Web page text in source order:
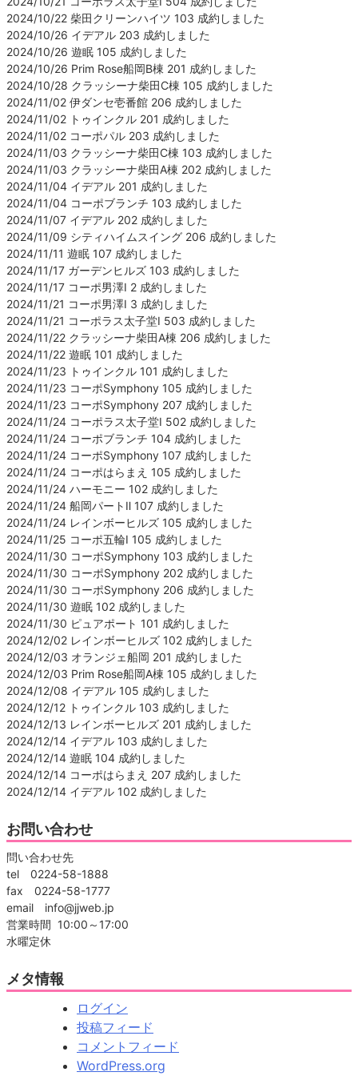
2024/10/22 柴田クリーンハイツ 103 成約しました
2024/10/26 イデアル 203 成約しました
2024/10/26 遊眠 105 成約しました
2024/10/26 Prim Rose船岡B棟 201 成約しました
2024/10/28 クラッシーナ柴田C棟 105 成約しました
2024/11/02 伊ダンセ壱番館 206 成約しました
2024/11/02 トゥインクル 201 成約しました
2024/11/02 コーポパル 203 成約しました
2024/11/03 クラッシーナ柴田C棟 103 成約しました
2024/11/03 クラッシーナ柴田A棟 202 成約しました
2024/11/04 イデアル 201 成約しました
2024/11/04 コーポブランチ 103 成約しました
2024/11/07 イデアル 202 成約しました
2024/11/09 シティハイムスイング 206 成約しました
2024/11/11 遊眠 107 成約しました
2024/11/17 ガーデンヒルズ 103 成約しました
2024/11/17 コーポ男澤Ⅰ 2 成約しました
2024/11/21 コーポ男澤Ⅰ 3 成約しました
2024/11/21 コーポラス太子堂Ⅰ 503 成約しました
2024/11/22 クラッシーナ柴田A棟 206 成約しました
2024/11/22 遊眠 101 成約しました
2024/11/23 トゥインクル 101 成約しました
2024/11/23 コーポSymphony 105 成約しました
2024/11/23 コーポSymphony 207 成約しました
2024/11/24 コーポラス太子堂Ⅰ 502 成約しました
2024/11/24 コーポブランチ 104 成約しました
2024/11/24 コーポSymphony 107 成約しました
2024/11/24 コーポはらまえ 105 成約しました
2024/11/24 ハーモニー 102 成約しました
2024/11/24 船岡パートⅡ 107 成約しました
2024/11/24 レインボーヒルズ 105 成約しました
2024/11/25 コーポ五輪Ⅰ 105 成約しました
2024/11/30 コーポSymphony 103 成約しました
2024/11/30 コーポSymphony 202 成約しました
2024/11/30 コーポSymphony 206 成約しました
2024/11/30 遊眠 102 成約しました
2024/11/30 ピュアポート 101 成約しました
2024/12/02 レインボーヒルズ 102 成約しました
2024/12/03 オランジェ船岡 201 成約しました
2024/12/03 Prim Rose船岡A棟 105 成約しました
2024/12/08 イデアル 105 成約しました
2024/12/12 トゥインクル 103 成約しました
2024/12/13 レインボーヒルズ 201 成約しました
2024/12/14 イデアル 103 成約しました
2024/12/14 遊眠 104 成約しました
2024/12/14 コーポはらまえ 207 成約しました
2024/12/14 イデアル 102 成約しました
お問い合わせ
問い合わせ先
tel 0224-58-1888
fax 0224-58-1777
email info@jjweb.jp
営業時間 10:00～17:00
水曜定休
メタ情報
ログイン
投稿フィード
コメントフィード
WordPress.org